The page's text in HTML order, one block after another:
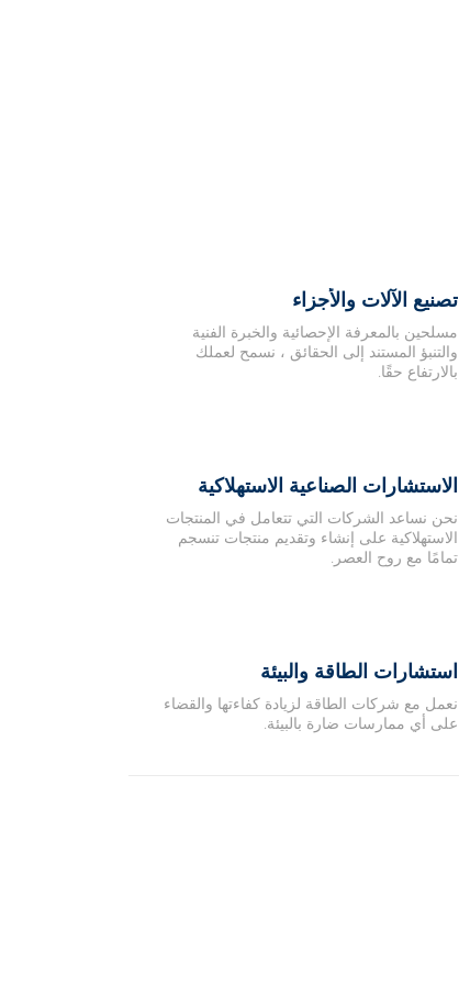
تصنيع الآلات والأجزاء
مسلحين بالمعرفة الإحصائية والخبرة الفنية
والتنبؤ المستند إلى الحقائق ، نسمح لعملك
بالارتفاع حقًا.
الاستشارات الصناعية الاستهلاكية
نحن نساعد الشركات التي تتعامل في المنتجات
الاستهلاكية على إنشاء وتقديم منتجات تنسجم
تمامًا مع روح العصر.
استشارات الطاقة والبيئة
نعمل مع شركات الطاقة لزيادة كفاءتها والقضاء
على أي ممارسات ضارة بالبيئة.